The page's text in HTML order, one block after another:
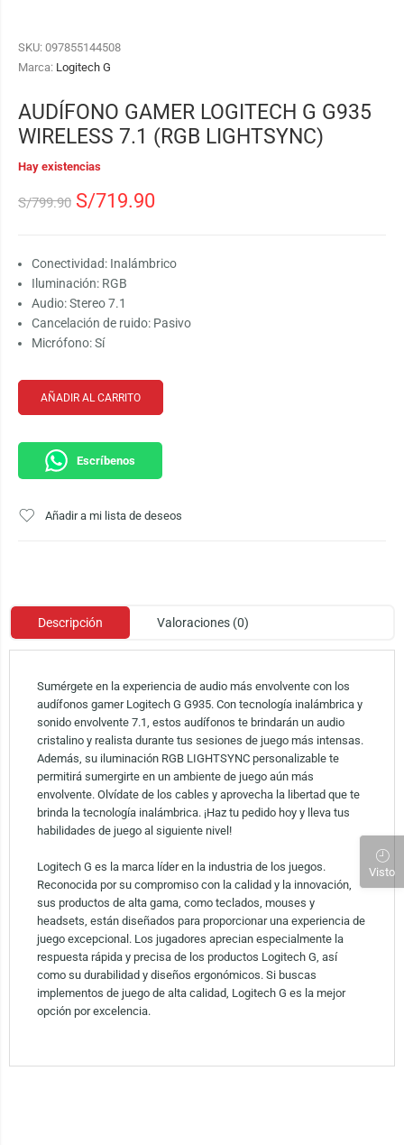
SKU: 097855144508
Marca: Logitech G
AUDÍFONO GAMER LOGITECH G G935
WIRELESS 7.1 (RGB LIGHTSYNC)
Hay existencias
S/799.90 S/719.90
Conectividad: Inalámbrico
Iluminación: RGB
Audio: Stereo 7.1
Cancelación de ruido: Pasivo
Micrófono: Sí
AÑADIR AL CARRITO
Escríbenos
Añadir a mi lista de deseos
Descripción Valoraciones (0)
Sumérgete en la experiencia de audio más envolvente con los
audífonos gamer Logitech G G935. Con tecnología inalámbrica y
sonido envolvente 7.1, estos audífonos te brindarán un audio
cristalino y realista durante tus sesiones de juego más intensas.
Además, su iluminación RGB LIGHTSYNC personalizable te
permitirá sumergirte en un ambiente de juego aún más
envolvente. Olvídate de los cables y aprovecha la libertad que te
brinda la tecnología inalámbrica. ¡Haz tu pedido hoy y lleva tus
habilidades de juego al siguiente nivel!
Logitech G es la marca líder en la industria de los juegos.
Reconocida por su compromiso con la calidad y la innovación,
sus productos de alta gama, como teclados, mouses y
headsets, están diseñados para proporcionar una experiencia de
juego excepcional. Los jugadores aprecian especialmente la
respuesta rápida y precisa de los productos Logitech G, así
como su durabilidad y diseños ergonómicos. Si buscas
implementos de juego de alta calidad, Logitech G es la mejor
opción por excelencia.
Visto